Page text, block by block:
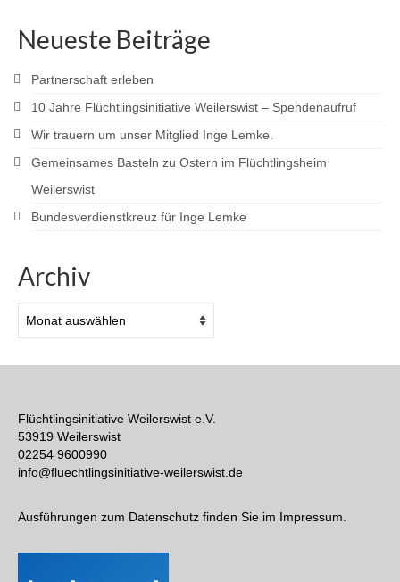
Neueste Beiträge
Partnerschaft erleben
10 Jahre Flüchtlingsinitiative Weilerswist – Spendenaufruf
Wir trauern um unser Mitglied Inge Lemke.
Gemeinsames Basteln zu Ostern im Flüchtlingsheim
Weilerswist
Bundesverdienstkreuz für Inge Lemke
Archiv
Flüchtlingsinitiative Weilerswist e.V.
53919 Weilerswist
02254 9600990
info@fluechtlingsinitiative-weilerswist.de
Ausführungen zum Datenschutz finden Sie im Impressum.